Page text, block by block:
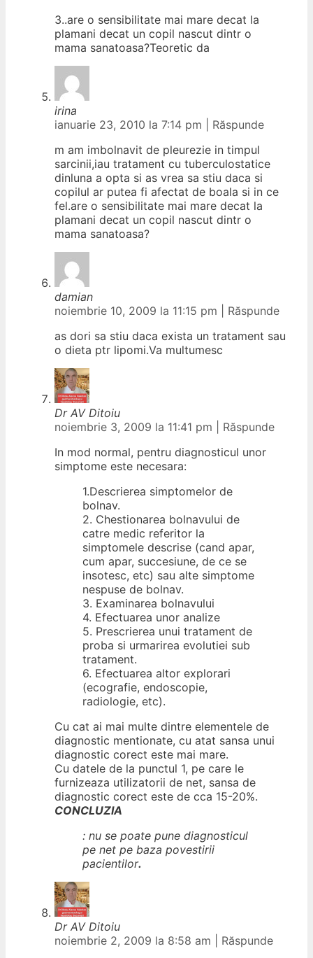
3..are o sensibilitate mai mare decat la
plamani decat un copil nascut dintr o
mama sanatoasa?Teoretic da
irina
ianuarie 23, 2010 la 7:14 pm
Răspunde
m am imbolnavit de pleurezie in timpul
sarcinii,iau tratament cu tuberculostatice
dinluna a opta si as vrea sa stiu daca si
copilul ar putea fi afectat de boala si in ce
fel.are o sensibilitate mai mare decat la
plamani decat un copil nascut dintr o
mama sanatoasa?
damian
noiembrie 10, 2009 la 11:15 pm
Răspunde
as dori sa stiu daca exista un tratament sau
o dieta ptr lipomi.Va multumesc
Dr AV Ditoiu
noiembrie 3, 2009 la 11:41 pm
Răspunde
In mod normal, pentru diagnosticul unor
simptome este necesara:
1.Descrierea simptomelor de
bolnav.
2. Chestionarea bolnavului de
catre medic referitor la
simptomele descrise (cand apar,
cum apar, succesiune, de ce se
insotesc, etc) sau alte simptome
nespuse de bolnav.
3. Examinarea bolnavului
4. Efectuarea unor analize
5. Prescrierea unui tratament de
proba si urmarirea evolutiei sub
tratament.
6. Efectuarea altor explorari
(ecografie, endoscopie,
radiologie, etc).
Cu cat ai mai multe dintre elementele de
diagnostic mentionate, cu atat sansa unui
diagnostic corect este mai mare.
Cu datele de la punctul 1, pe care le
furnizeaza utilizatorii de net, sansa de
diagnostic corect este de cca 15-20%.
CONCLUZIA
: nu se poate pune diagnosticul
pe net pe baza povestirii
pacientilor.
Dr AV Ditoiu
noiembrie 2, 2009 la 8:58 am
Răspunde